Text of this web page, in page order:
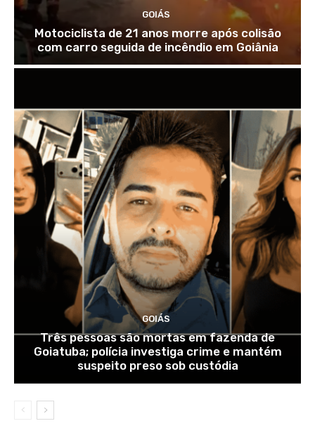
GOIÁS
Motociclista de 21 anos morre após colisão
com carro seguida de incêndio em Goiânia
GOIÁS
Três pessoas são mortas em fazenda de
Goiatuba; polícia investiga crime e mantém
suspeito preso sob custódia